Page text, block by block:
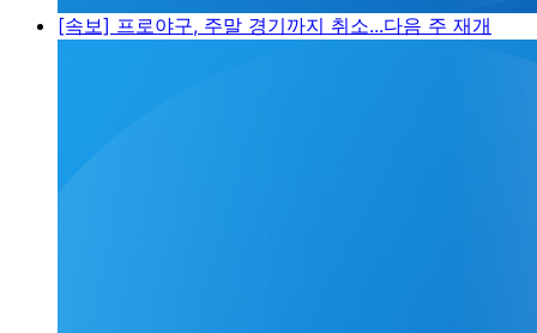
[속보] 프로야구, 주말 경기까지 취소...다음 주 재개